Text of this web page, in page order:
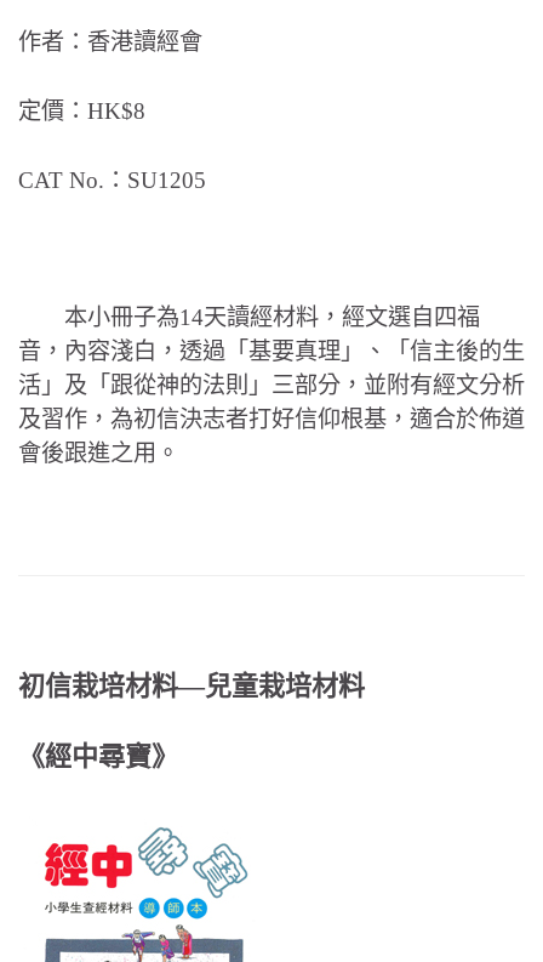
作者：香港讀經會
定價：HK$8
CAT No.：SU1205
本小冊子為14天讀經材料，經文選自四福
音，內容淺白，透過「基要真理」、「信主後的生
活」及「跟從神的法則」三部分，並附有經文分析
及習作，為初信決志者打好信仰根基，適合於佈道
會後跟進之用。
初信栽培材料—兒童栽培材料
《經中尋寶》